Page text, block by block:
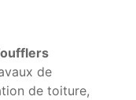
de
de toiture,